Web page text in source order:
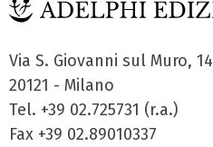
Via S. Giovanni sul Muro, 14
20121 - Milano
Tel. +39 02.725731 (r.a.)
Fax +39 02.89010337